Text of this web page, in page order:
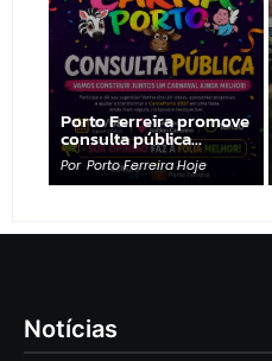
Porto Ferreira promove
consulta pública…
Por Porto Ferreira Hoje
Notícias